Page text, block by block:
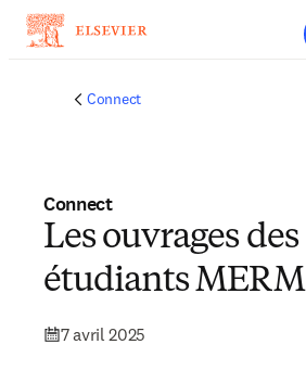
Connect
Connect
Les ouvrages des
étudiants MERM
7 avril 2025